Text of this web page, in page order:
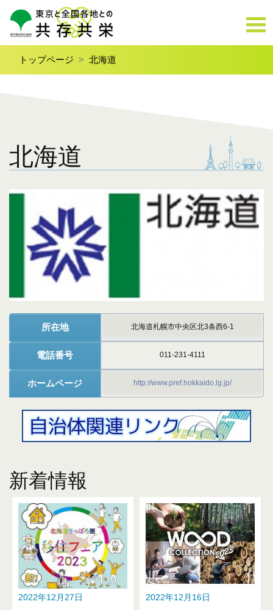
トップページ 北海道
北海道
所在地 北海道札幌市中央区北3条西6-1
電話番号 011-231-4111
ホームページ http://www.pref.hokkaido.lg.jp/
新着情報
2022年12月27日
2022年12月16日